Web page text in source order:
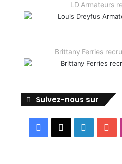
LD Armateurs
Brittany Ferries
Suivez-nous sur
Facebook Linkedin